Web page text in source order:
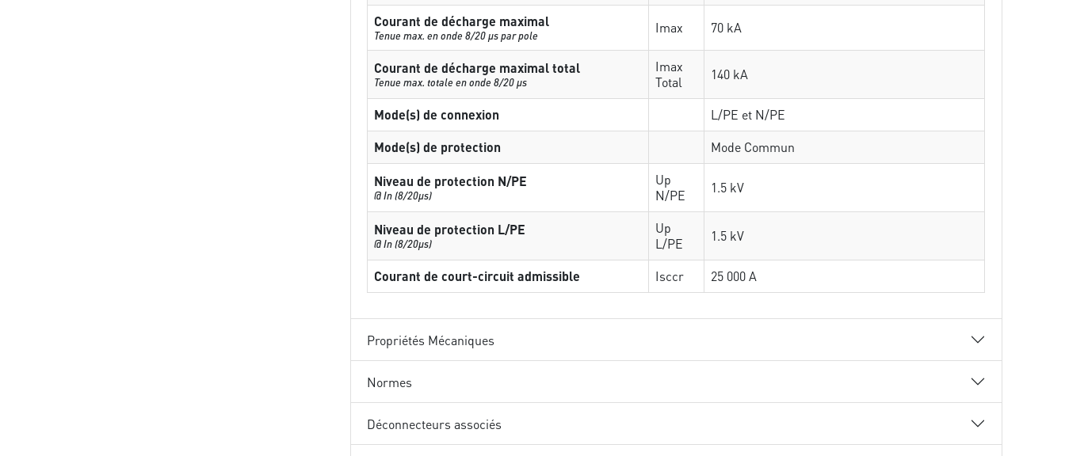
Courant de décharge maximal
Tenue max. en onde 8/20 µs par pole Imax 70 kA
Courant de décharge maximal total
Tenue max. totale en onde 8/20 µs
Imax
Total
140 kA
Mode(s) de connexion
L/PE et N/PE
Mode(s) de protection
Mode Commun
Niveau de protection N/PE
@ In (8/20µs)
Up
N/PE
1.5 kV
Niveau de protection L/PE
@ In (8/20µs)
Up
L/PE
1.5 kV
Courant de court-circuit admissible Isccr 25 000 A
Propriétés Mécaniques
Normes
Déconnecteurs associés